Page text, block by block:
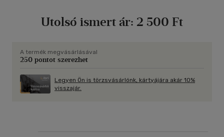
Utolsó ismert ár: 2 500 Ft
A termék megvásárlásával
250 pontot szerezhet
Legyen Ön is törzsvásárlónk, kártyájára akár 10%
visszajár.